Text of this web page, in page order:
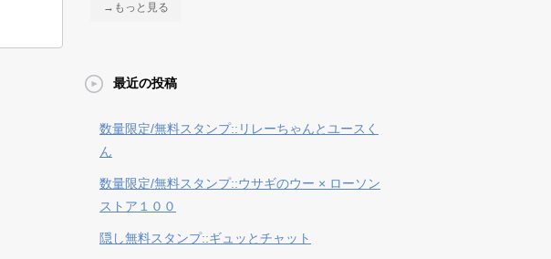
→もっと見る
最近の投稿
数量限定/無料スタンプ::リレーちゃんとユースく
ん
数量限定/無料スタンプ::ウサギのウー × ローソン
ストア１００
隠し無料スタンプ::ギュッとチャット